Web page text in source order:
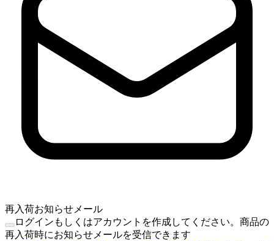
再入荷お知らせメール
ログインもしくはアカウントを作成してください。商品の
再入荷時にお知らせメールを受信できます